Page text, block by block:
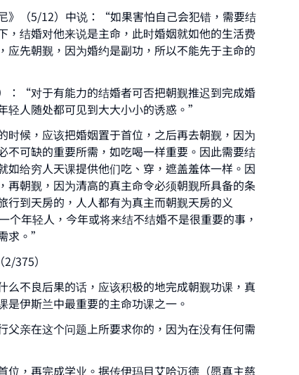
》（5/12）中说：“如果害怕自己会犯错，需要结
，结婚对他来说是主命，此时婚姻就如他的生活费
应先朝觐，因为婚约是副功，所以不能先于主命的
：“对于有能力的结婚者可否把朝觐推迟到完成婚
轻人随处都可见到大大小小的诱惑。”
候，应该把婚姻置于首位，之后再去朝觐，因为
不可缺的重要所需，如吃喝一样重要。因此需要结
如给穷人天课提供他们吃、穿，遮盖羞体一样。因
再朝觐，因为清高的真主命令必须朝觐所具备的条
到天房的，人人都有为真主而朝觐天房的义
个年轻人，今年或将来结不结婚不是很重要的事，
求。”
375）
么不良后果的话，应该积极的地完成朝觐功课，真
伊斯兰中最重要的主命功课之一。
父亲在这个问题上所要求你的，因为在没有任何需
位，再完成学业。据传伊玛目艾哈迈德（愿真主慈
of lives with your
today